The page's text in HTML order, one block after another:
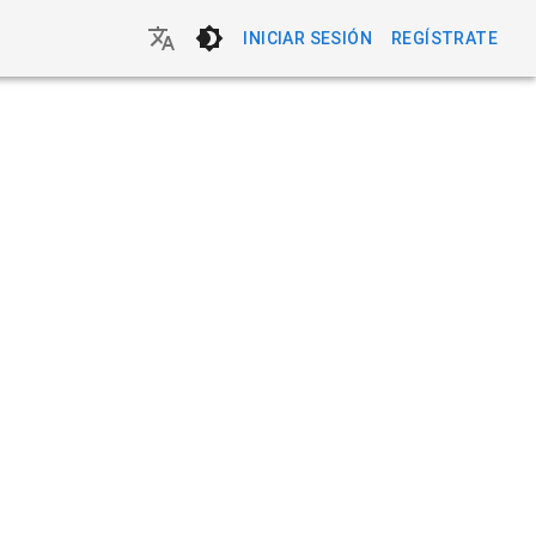
INICIAR SESIÓN REGÍSTRATE